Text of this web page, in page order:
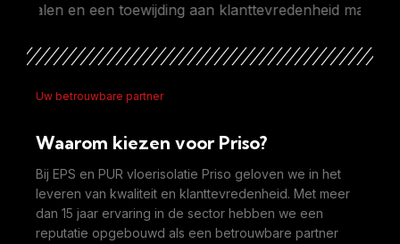
en een toewijding aan klanttevredenheid maken ons de
Uw betrouwbare partner
Waarom kiezen voor Priso?
Bij EPS en PUR vloerisolatie Priso geloven we in het
leveren van kwaliteit en klanttevredenheid. Met meer
dan 15 jaar ervaring in de sector hebben we een
reputatie opgebouwd als een betrouwbare partner